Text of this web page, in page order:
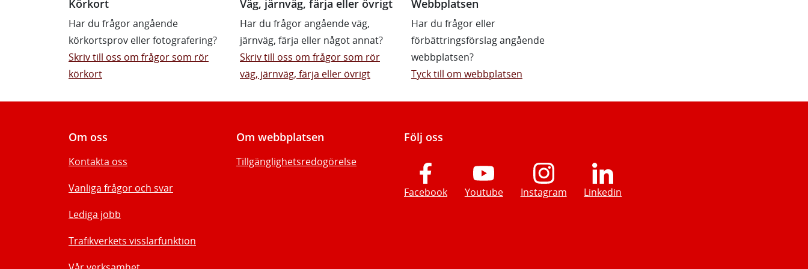
Körkort
Har du frågor angående
körkortsprov eller fotografering?
Skriv till oss om frågor som rör
körkort
Väg, järnväg, färja eller övrigt
Har du frågor angående väg,
järnväg, färja eller något annat?
Skriv till oss om frågor som rör
väg, järnväg, färja eller övrigt
Webbplatsen
Har du frågor eller
förbättringsförslag angående
webbplatsen?
Tyck till om webbplatsen
Om oss
Kontakta oss
Vanliga frågor och svar
Lediga jobb
Trafikverkets visslarfunktion
Om webbplatsen
Tillgänglighetsredogörelse
Följ oss
Facebook Youtube Instagram Linkedin